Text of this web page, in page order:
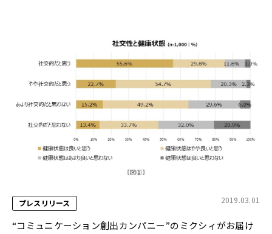
プレスリリース 2019.03.01
“コミュニケーション創出カンパニー”のミクシィがお届け